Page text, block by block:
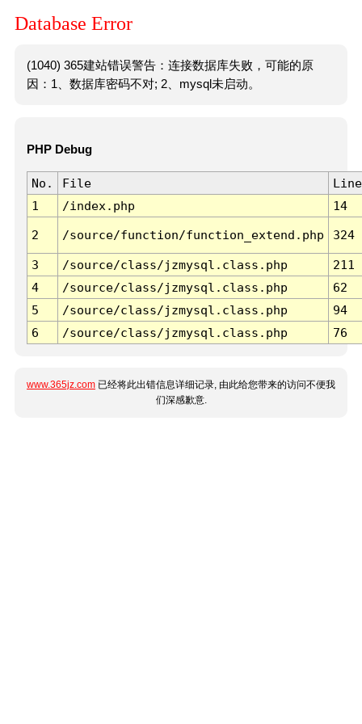
Database Error
(1040) 365建站错误警告：连接数据库失败，可能的原
因：1、数据库密码不对; 2、mysql未启动。
PHP Debug
No. File
Line
1
/index.php 14
2 /source/function/function_extend.php 324
3 /source/class/jzmysql.class.php
211
4
/source/class/jzmysql.class.php
62
5
/source/class/jzmysql.class.php
94
6
/source/class/jzmysql.class.php 76
www.365jz.com 已经将此出错信息详细记录, 由此给您带来的访问不便我
们深感歉意.